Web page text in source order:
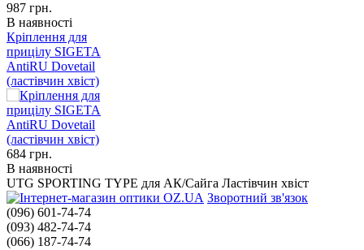
987 грн.
В наявності
Кріплення для
прицілу SIGETA
AntiRU Dovetail
(ластівчин хвіст)
684 грн.
В наявності
UTG SPORTING TYPE для АК/Сайга Ластівчин хвіст
Зворотний зв'язок
(096) 601-74-74
(093) 482-74-74
(066) 187-74-74